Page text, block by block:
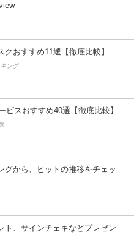
おすすめ11選【徹底比較】
ング
ビスおすすめ40選【徹底比較】
グから、ヒットの推移をチェッ
ト、サインチェキなどプレゼン